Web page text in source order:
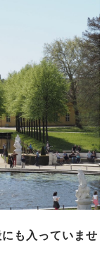
も入っていませ